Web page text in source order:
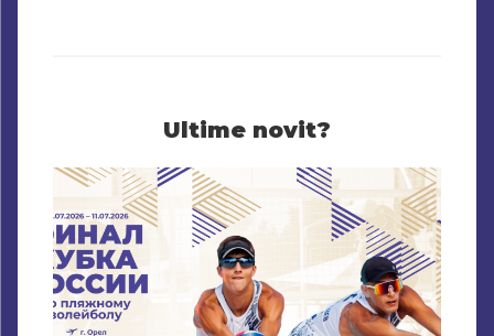
Ultime novit?